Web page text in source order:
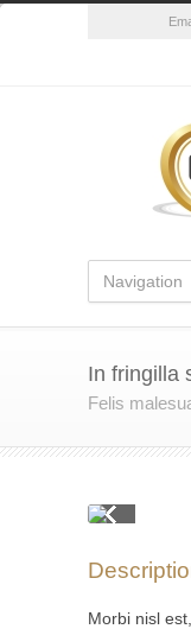
In fringilla
Felis
Morbi nisl